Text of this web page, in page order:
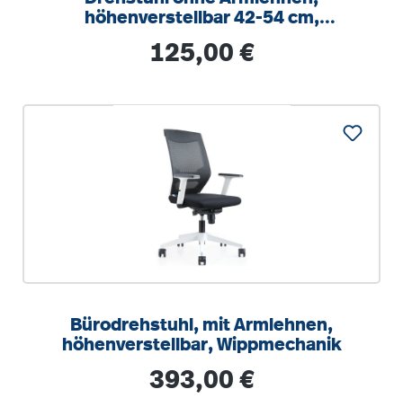
höhenverstellbar 42-54 cm,
Regulärer Preis:
125,00 €
Bürodrehstuhl, mit Armlehnen,
höhenverstellbar, Wippmechanik
Regulärer Preis:
393,00 €